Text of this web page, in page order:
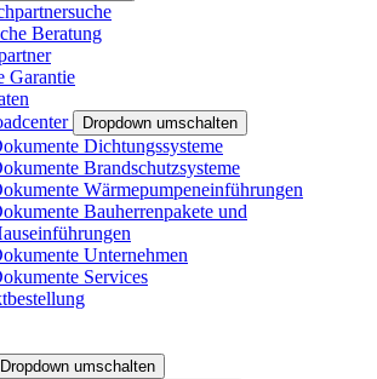
Beratung
Garantie
Dropdown umschalten
Dichtungssysteme
Brandschutzsysteme
Wärmepumpeneinführungen
Bauherrenpakete und
Unternehmen
Services
Dropdown umschalten